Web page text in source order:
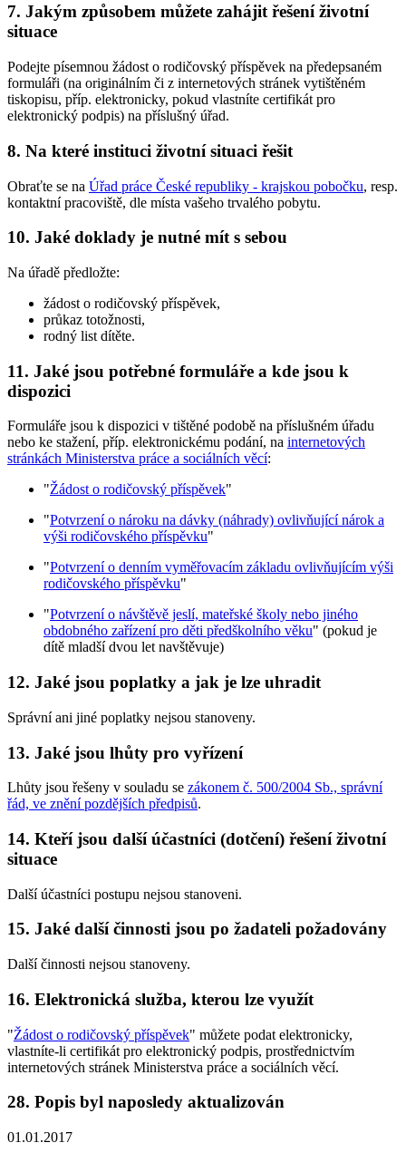
7. Jakým způsobem můžete zahájit řešení životní
situace
Podejte písemnou žádost o rodičovský příspěvek na předepsaném
formuláři (na originálním či z internetových stránek vytištěném
tiskopisu, příp. elektronicky, pokud vlastníte certifikát pro
elektronický podpis) na příslušný úřad.
8. Na které instituci životní situaci řešit
Obraťte se na Úřad práce České republiky - krajskou pobočku, resp.
kontaktní pracoviště, dle místa vašeho trvalého pobytu.
10. Jaké doklady je nutné mít s sebou
Na úřadě předložte:
žádost o rodičovský příspěvek,
průkaz totožnosti,
rodný list dítěte.
11. Jaké jsou potřebné formuláře a kde jsou k
dispozici
Formuláře jsou k dispozici v tištěné podobě na příslušném úřadu
nebo ke stažení, příp. elektronickému podání, na internetových
stránkách Ministerstva práce a sociálních věcí:
"Žádost o rodičovský příspěvek"
"Potvrzení o nároku na dávky (náhrady) ovlivňující nárok a
výši rodičovského příspěvku"
"Potvrzení o denním vyměřovacím základu ovlivňujícím výši
rodičovského příspěvku"
"Potvrzení o návštěvě jeslí, mateřské školy nebo jiného
obdobného zařízení pro děti předškolního věku" (pokud je
dítě mladší dvou let navštěvuje)
12. Jaké jsou poplatky a jak je lze uhradit
Správní ani jiné poplatky nejsou stanoveny.
13. Jaké jsou lhůty pro vyřízení
Lhůty jsou řešeny v souladu se zákonem č. 500/2004 Sb., správní
řád, ve znění pozdějších předpisů.
14. Kteří jsou další účastníci (dotčení) řešení životní
situace
Další účastníci postupu nejsou stanoveni.
15. Jaké další činnosti jsou po žadateli požadovány
Další činnosti nejsou stanoveny.
16. Elektronická služba, kterou lze využít
"Žádost o rodičovský příspěvek" můžete podat elektronicky,
vlastníte-li certifikát pro elektronický podpis, prostřednictvím
internetových stránek Ministerstva práce a sociálních věcí.
28. Popis byl naposledy aktualizován
01.01.2017